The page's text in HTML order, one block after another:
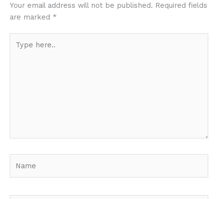
Your email address will not be published. Required fields
are marked *
here..